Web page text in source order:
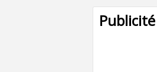
Publicité